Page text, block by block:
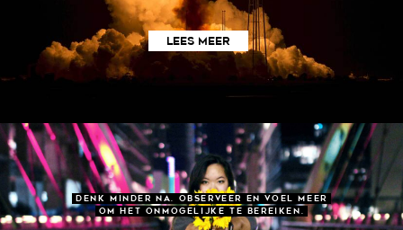
LEES MEER
DENK MINDER NA. OBSERVEER EN VOEL MEER
OM HET ONMOGELIJKE TE BEREIKEN.